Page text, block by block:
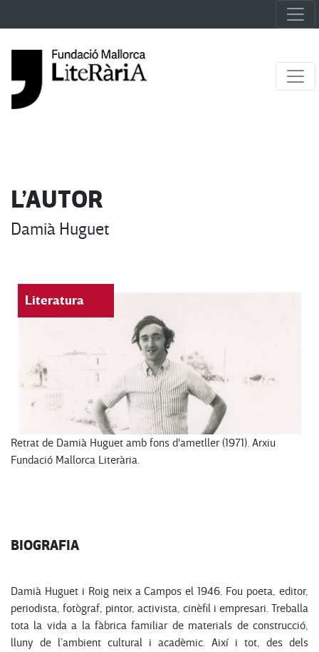
L’AUTOR
Damià Huguet
Literatura
Retrat de Damià Huguet amb fons d'ametller (1971). Arxiu
Fundació Mallorca Literària.
BIOGRAFIA
Damià Huguet i Roig neix a Campos el 1946. Fou poeta, editor,
periodista, fotògraf, pintor, activista, cinèfil i empresari. Treballa
tota la vida a la fàbrica familiar de materials de construcció,
lluny de l’ambient cultural i acadèmic. Així i tot, des dels